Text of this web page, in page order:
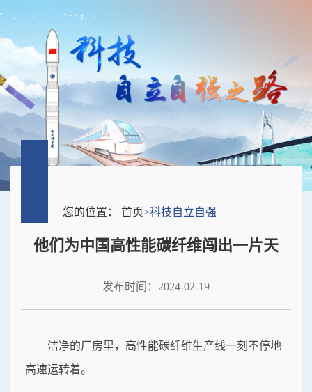
您的位置： 首页>科技自立自强
他们为中国高性能碳纤维闯出一片天
发布时间：2024-02-19
洁净的厂房里，高性能碳纤维生产线一刻不停地
高速运转着。